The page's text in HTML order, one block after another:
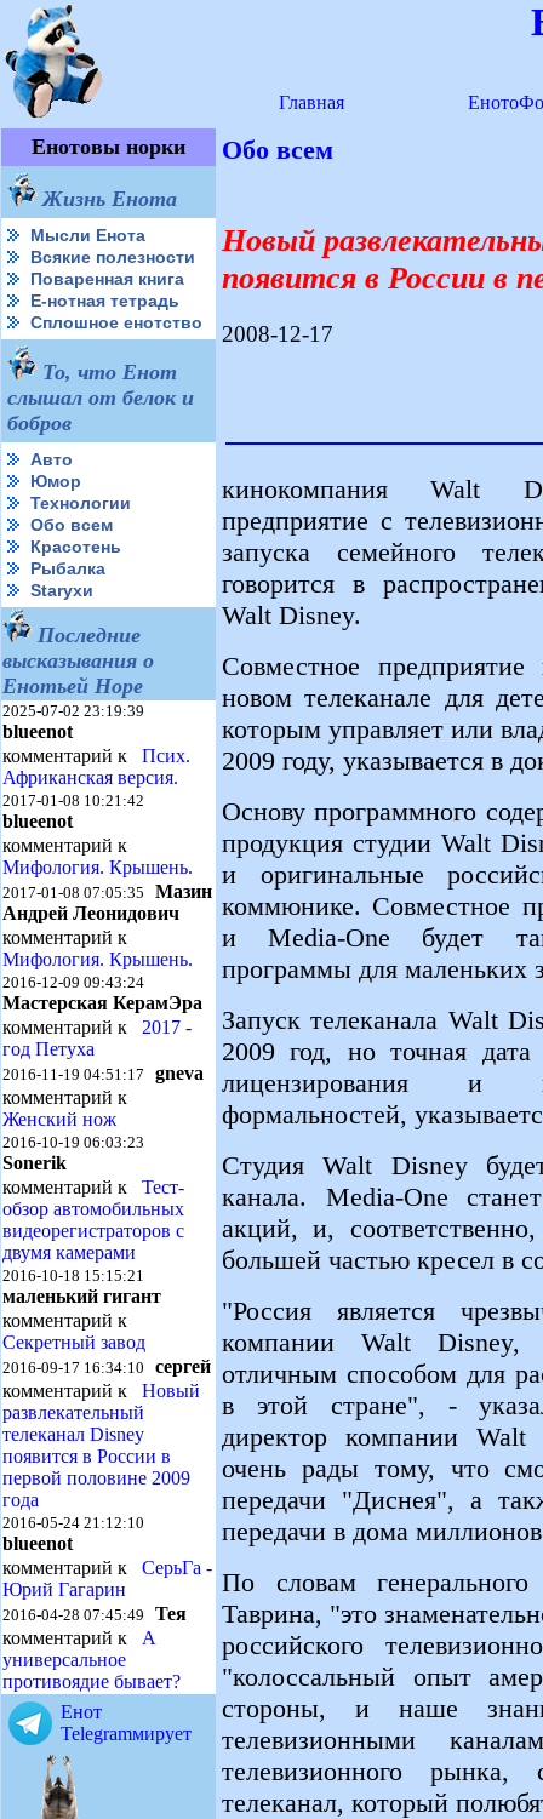
Главная
Енотовы норки
Жизнь Енота
Мысли Енота
Всякие полезности
Поваренная книга
Е-нотная тетрадь
Сплошное енотство
То, что Енот
слышал от белок и
бобров
Авто
Юмор
Технологии
Обо всем
Красотень
Рыбалка
Starухи
Последние
высказывания о
Енотьей Норе
2025-07-02 23:19:39
blueenot
комментарий к Псих.
Африканская версия.
2017-01-08 10:21:42
blueenot
комментарий к
Мифология. Крышень.
2017-01-08 07:05:35 Мазин
Андрей Леонидович
комментарий к
Мифология. Крышень.
2016-12-09 09:43:24
Мастерская КерамЭра
комментарий к 2017 -
год Петуха
2016-11-19 04:51:17 gneva
комментарий к
Женский нож
2016-10-19 06:03:23
Sonerik
комментарий к Тест-
обзор автомобильных
видеорегистраторов с
двумя камерами
2016-10-18 15:15:21
маленький гигант
комментарий к
Секретный завод
2016-09-17 16:34:10 сергей
комментарий к Новый
развлекательный
телеканал Disney
появится в России в
первой половине 2009
года
2016-05-24 21:12:10
blueenot
комментарий к СерьГа -
Юрий Гагарин
2016-04-28 07:45:49 Тея
комментарий к А
универсальное
противоядие бывает?
Енот
Telegramмирует
Обо всем
Новый
появится в России в
2008-12-17
кинокомпания Walt
предприятие с
запуска семейного
говорится в
Walt Disney.
Совместное
новом телеканале для
которым управляет или
2009 году, указывается в
Основу программного
продукция студии Walt
и оригинальные
коммюнике. Совместное
и Media-One будет
программы для маленьких
Запуск телеканала Walt
2009 год, но точная
лицензирования и
формальностей,
Студия Walt Disney
канала. Media-One
акций, и,
большей частью кресел в
"Россия является
компании Walt Disney,
отличным способом для
в этой стране", -
директор компании
очень рады тому, что
передачи "Диснея", а
передачи в дома
По словам
Таврина, "это
российского
"колоссальный опыт
стороны, и наше
телевизионными
телевизионного рынка,
телеканал, который